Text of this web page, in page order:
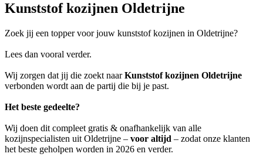
Kunststof kozijnen Oldetrijne
Zoek jij een topper voor jouw kunststof kozijnen in Oldetrijne?
Lees dan vooral verder.
Wij zorgen dat jij die zoekt naarKunststof kozijnen Oldetrijne
verbonden wordt aan de partij die bij je past.
Het beste gedeelte?
Wij doen dit compleet gratis & onafhankelijk van alle
kozijnspecialisten uit Oldetrijne – voor altijd – zodat onze klanten
het beste geholpen worden in 2026 en verder.